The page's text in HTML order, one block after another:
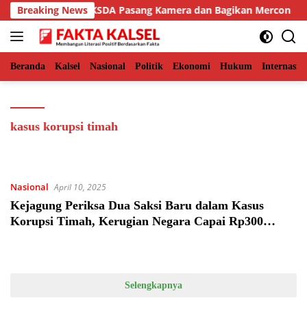
Langsung
ke
konten
Breaking News
Timur, BKSDA Pasang Kamera dan Bagikan Mercon
Beranda Kalsel Nasional Politik Ekonomi Hukum
kasus korupsi timah
Nasional April 10, 2025
Kejagung Periksa Dua Saksi Baru dalam Kasus
Korupsi Timah, Kerugian Negara Capai Rp300
Selengkapnya